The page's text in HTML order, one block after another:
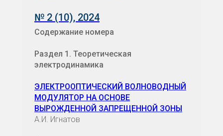
№ 2 (10), 2024
Содержание номера
Раздел 1. Теоретическая
электродинамика
ЭЛЕКТРООПТИЧЕСКИЙ ВОЛНОВОДНЫЙ
МОДУЛЯТОР НА ОСНОВЕ
ВЫРОЖДЕННОЙ ЗАПРЕЩЕННОЙ ЗОНЫ
А.И. Игнатов